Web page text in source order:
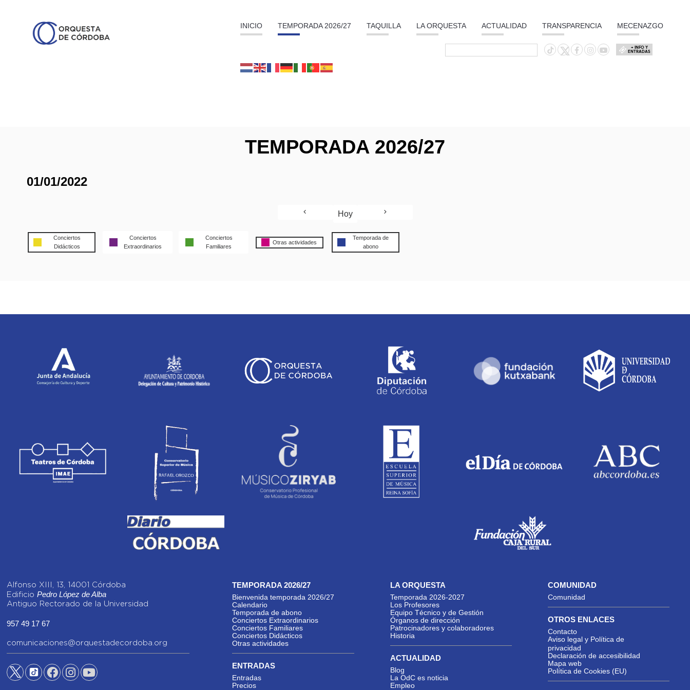
INICIO TEMPORADA 2026/27 TAQUILLA LA ORQUESTA ACTUALIDAD TRANSPARENCIA MECENAZGO
+ INFO Y
ENTRADAS
TEMPORADA 2026/27
01/01/2022
Hoy
Conciertos
Didácticos
Conciertos
Extraordinarios
Conciertos
Familiares
Otras actividades
Temporada de
abono
Alfonso XIII, 13, 14001 Córdoba
Edificio Pedro López de Alba
Antiguo Rectorado de la Universidad
957 49 17 67
comunicaciones@orquestadecordoba.org
TEMPORADA 2026/27
Bienvenida temporada 2026/27
Calendario
Temporada de abono
Conciertos Extraordinarios
Conciertos Familiares
Conciertos Didácticos
Otras actividades
ENTRADAS
Entradas
Precios
LA ORQUESTA
Temporada 2026-2027
Los Profesores
Equipo Técnico y de Gestión
Órganos de dirección
Patrocinadores y colaboradores
Historia
ACTUALIDAD
Blog
La OdC es noticia
Empleo
COMUNIDAD
Comunidad
OTROS ENLACES
Contacto
Aviso legal y Política de
privacidad
Declaración de accesibilidad
Mapa web
Política de Cookies (EU)